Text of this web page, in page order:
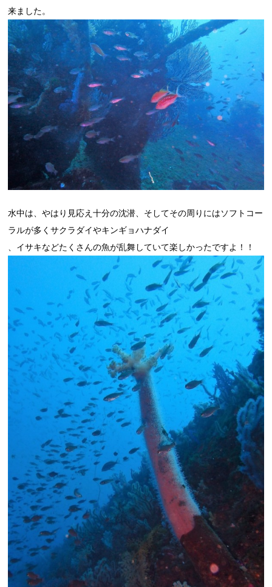
来ました。
水中は、やはり見応え十分の沈潜、そしてその周りにはソフトコー
ラルが多くサクラダイやキンギョハナダイ
、イサキなどたくさんの魚が乱舞していて楽しかったですよ！！